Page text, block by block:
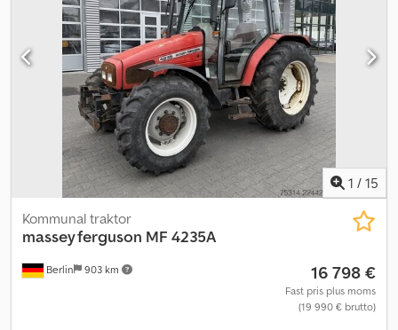
1 / 15
Berlin 903 km
Kommunal traktor
massey ferguson MF 4235A
16 798 €
Fast pris plus moms
(19 990 € brutto)